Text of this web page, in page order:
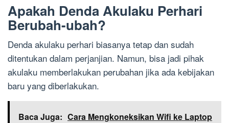
Apakah Denda Akulaku Perhari
Berubah-ubah?
Denda akulaku perhari biasanya tetap dan sudah
ditentukan dalam perjanjian. Namun, bisa jadi pihak
akulaku memberlakukan perubahan jika ada kebijakan
baru yang diberlakukan.
Baca Juga: Cara Mengkoneksikan Wifi ke Laptop